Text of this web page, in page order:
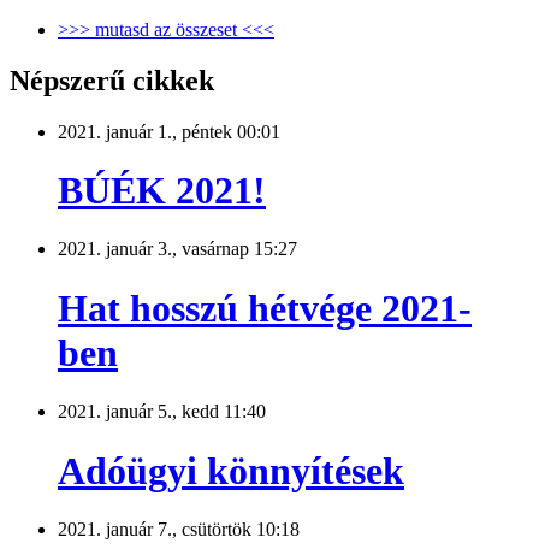
>>> mutasd az összeset <<<
Népszerű cikkek
2021. január 1., péntek 00:01
BÚÉK 2021!
2021. január 3., vasárnap 15:27
Hat hosszú hétvége 2021-
ben
2021. január 5., kedd 11:40
Adóügyi könnyítések
2021. január 7., csütörtök 10:18